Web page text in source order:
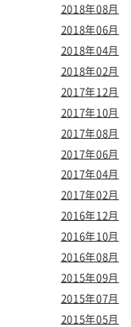
2018年08月
2018年06月
2018年04月
2018年02月
2017年12月
2017年10月
2017年08月
2017年06月
2017年04月
2017年02月
2016年12月
2016年10月
2016年08月
2015年09月
2015年07月
2015年05月